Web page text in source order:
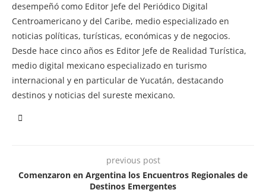
desempeñó como Editor Jefe del Periódico Digital
Centroamericano y del Caribe, medio especializado en
noticias políticas, turísticas, económicas y de negocios.
Desde hace cinco años es Editor Jefe de Realidad Turística,
medio digital mexicano especializado en turismo
internacional y en particular de Yucatán, destacando
destinos y noticias del sureste mexicano.
previous post
Comenzaron en Argentina los Encuentros Regionales de
Destinos Emergentes